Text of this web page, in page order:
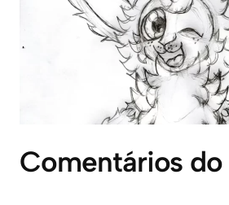
Comentários do